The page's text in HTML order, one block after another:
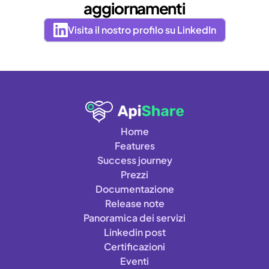
aggiornamenti
Visita il nostro profilo su LinkedIn
Home
Features
Success journey
Prezzi
Documentazione
Release note
Panoramica dei servizi
Linkedin post
Certificazioni
Eventi